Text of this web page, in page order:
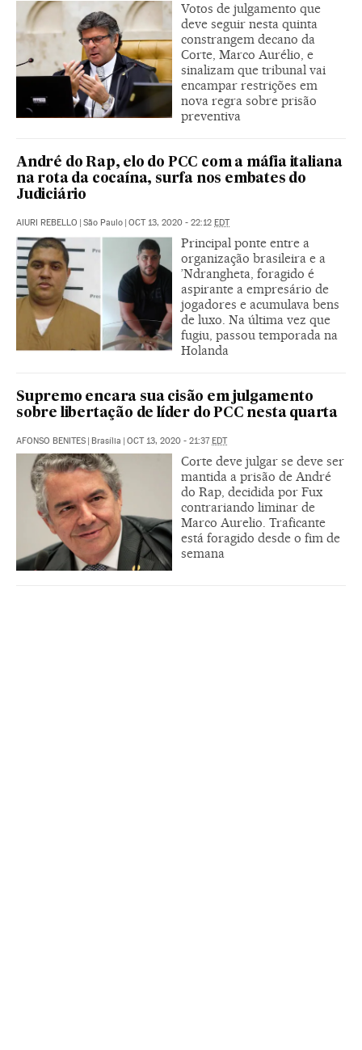
Votos de julgamento que
deve seguir nesta quinta
constrangem decano da
Corte, Marco Aurélio, e
sinalizam que tribunal vai
encampar restrições em
nova regra sobre prisão
preventiva
André do Rap, elo do PCC com a máfia italiana
na rota da cocaína, surfa nos embates do
Judiciário
AIURI REBELLO | São Paulo | OCT 13, 2020 - 22:12 EDT
Principal ponte entre a
organização brasileira e a
’Ndrangheta, foragido é
aspirante a empresário de
jogadores e acumulava bens
de luxo. Na última vez que
fugiu, passou temporada na
Holanda
Supremo encara sua cisão em julgamento
sobre libertação de líder do PCC nesta quarta
AFONSO BENITES | Brasília | OCT 13, 2020 - 21:37EDT
Corte deve julgar se deve ser
mantida a prisão de André
do Rap, decidida por Fux
contrariando liminar de
Marco Aurelio. Traficante
está foragido desde o fim de
semana